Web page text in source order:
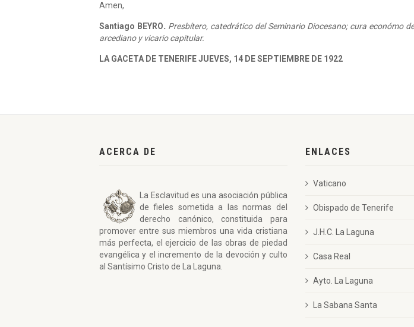
Amen,
Santiago BEYRO. Presbítero, catedrático del Seminario Diocesano; cura económo
arcediano y vicario capitular.
LA GACETA DE TENERIFE JUEVES, 14 DE SEPTIEMBRE DE 1922
ACERCA DE
La Esclavitud es una asociación pública
de fieles sometida a las normas del
derecho canónico, constituida para
promover entre sus miembros una vida cristiana
más perfecta, el ejercicio de las obras de piedad
evangélica y el incremento de la devoción y culto
al Santísimo Cristo de La Laguna.
ENLACES
Vaticano
Obispado de Tenerife
J.H.C. La Laguna
Casa Real
Ayto. La Laguna
La Sabana Santa